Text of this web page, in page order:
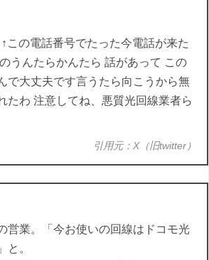
この電話番号でたった今電話が来た
うんたらかんたら 話があって この
で大丈夫です言うたら向こうから無
たわ 注意してね、悪質光回線業者ら
引用元：X（旧twitter）
営業。「今お使いの回線はドコモ光
と。